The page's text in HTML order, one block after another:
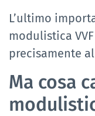
L’ultimo
modulistica
precisamente
Ma cosa